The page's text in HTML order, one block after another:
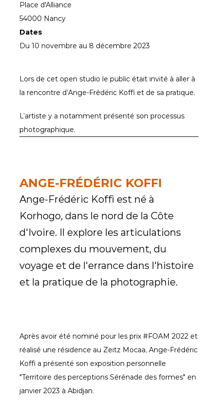
Place d'Alliance
54000 Nancy
Dates
Du 10 novembre au 8 décembre 2023
Lors de cet open studio le public était invité à aller à
la rencontre d’Ange-Frédéric Koffi et de sa pratique.
L’artiste y a notamment présenté son processus
photographique.
ANGE-FRÉDÉRIC KOFFI
Ange-Frédéric Koffi est né à
Korhogo, dans le nord de la Côte
d'Ivoire. Il explore les articulations
complexes du mouvement, du
voyage et de l'errance dans l'histoire
et la pratique de la photographie.
Après avoir été nominé pour les prix #FOAM 2022 et
réalisé une résidence au Zeitz Mocaa, Ange-Frédéric
Koffi a présenté son exposition personnelle
"Territoire des perceptions Sérénade des formes" en
janvier 2023 à Abidjan.